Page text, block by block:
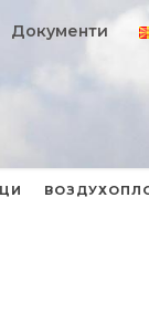
Документи